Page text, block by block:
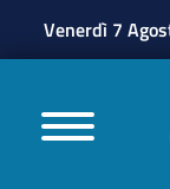
Venerdì 7